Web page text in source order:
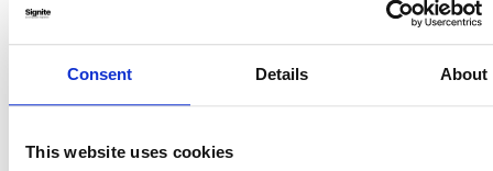
Consent Details About
This website uses cookies
haben.
Dabei kann die Verarbeitung Ihrer Daten in einem Drittland
auch im Zusammenhang mit der Einschaltung von
Dienstleistern im Rahmen der Auftragsverarbeitung
der EU-Kommission über ein dort vorliegendes